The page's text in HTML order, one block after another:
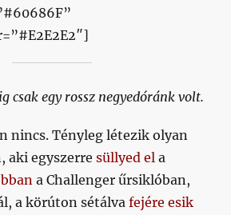
csak egy rossz negyedóránk volt.
nincs. Tényleg létezik olyan
aki egyszerresüllyed el a
a Challenger űrsiklóban,
a körúton sétálvafejére esik